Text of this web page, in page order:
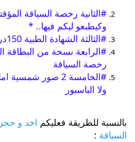
#الثانية
وكيطبعو ليكم فيها.. *
#الثالثة الشهادة الطبية 150درهم*
#الرابعة
رخصة السياقة
#الخامسة
ولا الباسبور
بالنسبة للطريقة فعليكم
السياقة :